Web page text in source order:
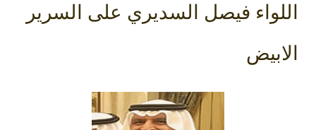
اللواء فيصل السديري على السرير
الابيض